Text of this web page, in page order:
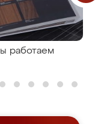
работаем